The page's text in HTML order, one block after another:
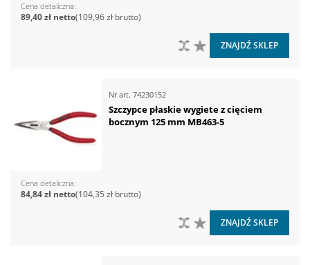
Cena detaliczna
109,96 zł
89,40 zł
DO LISTY ŻYCZEŃ
DO PORÓWNANIA
ZNAJDŹ SKLEP
Nr art. 74230152
Szczypce płaskie wygiete z cięciem
bocznym 125 mm MB463-5
Cena detaliczna
104,35 zł
84,84 zł
DO LISTY ŻYCZEŃ
DO PORÓWNANIA
ZNAJDŹ SKLEP